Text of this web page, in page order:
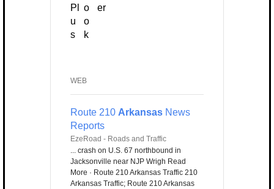
WEB
Route 210 Arkansas News
Reports
EzeRoad - Roads and Traffic
... crash on U.S. 67 northbound in
Jacksonville near NJP Wrigh Read
More · Route 210 Arkansas Traffic 210
Arkansas Traffic; Route 210 Arkansas